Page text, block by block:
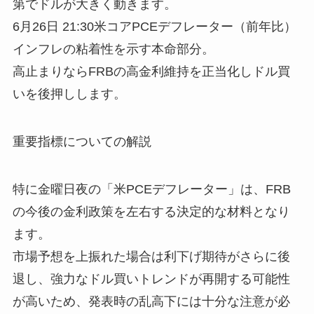
第でドルが大きく動きます。
6月26日 21:30米コアPCEデフレーター（前年比）
インフレの粘着性を示す本命部分。
高止まりならFRBの高金利維持を正当化しドル買
いを後押しします。
重要指標についての解説
特に金曜日夜の「米PCEデフレーター」は、FRB
の今後の金利政策を左右する決定的な材料となり
ます。
市場予想を上振れた場合は利下げ期待がさらに後
退し、強力なドル買いトレンドが再開する可能性
が高いため、発表時の乱高下には十分な注意が必